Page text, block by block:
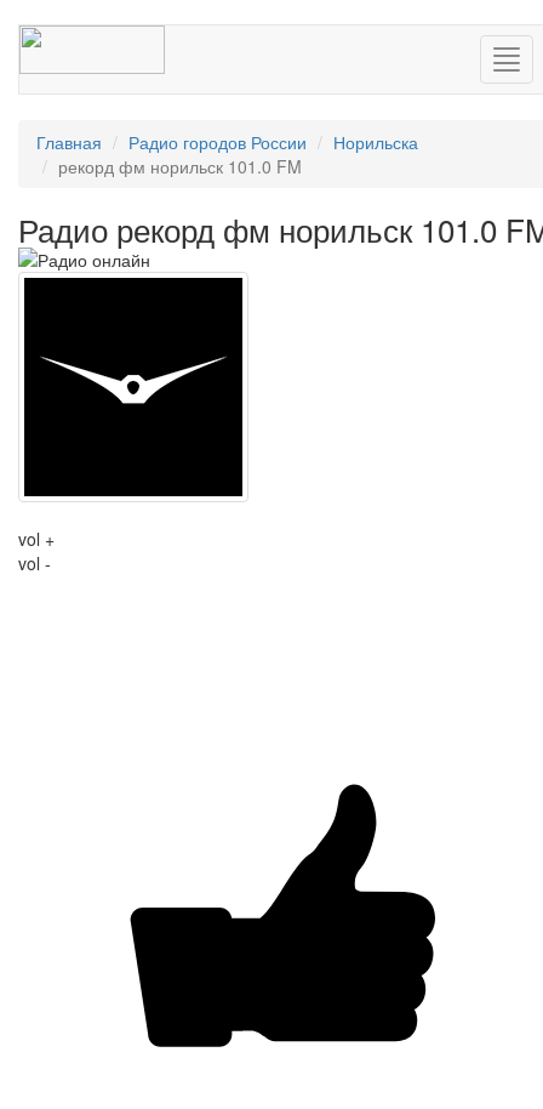
Главная Радио городов России
Норильска
рекорд фм норильск 101.0 FM
Радио рекорд фм норильск 101.0
vol +
vol -